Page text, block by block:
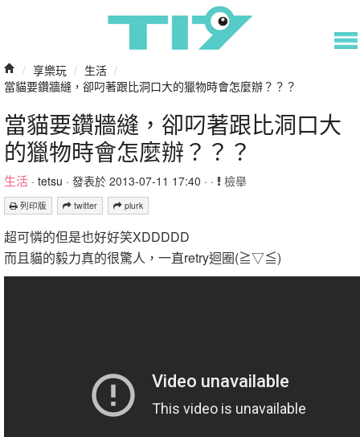
/ 享樂玩 / 生活 /
當貓要鑽牆縫，卻叼著跟比洞口大的獵物時會怎麼辦？？？
當貓要鑽牆縫，卻叼著跟比洞口大
的獵物時會怎麼辦？？？
生活 · tetsu · 發表於 2013-07-11 17:40 · · 檢舉
列印版 twitter plurk
超可憐的但是也好好笑XDDDDD
而且貓的毅力真的很驚人，一直retry迴圈(≧▽≦)